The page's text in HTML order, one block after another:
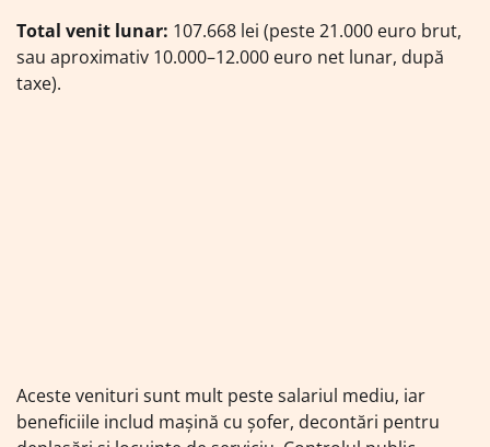
Total venit lunar: 107.668 lei (peste 21.000 euro brut,
sau aproximativ 10.000–12.000 euro net lunar, după
taxe).
Aceste venituri sunt mult peste salariul mediu, iar
beneficiile includ mașină cu șofer, decontări pentru